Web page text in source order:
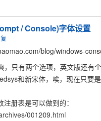
/ Console)字体设置
blog/windows-
，只有两个选项，英文版还有
和新宋体，唉，现在只要
册表是可以做到的：
001209.html